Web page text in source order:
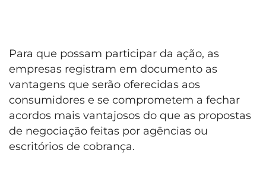
Para que possam participar da ação, as
empresas registram em documento as
vantagens que serão oferecidas aos
consumidores e se comprometem a fechar
acordos mais vantajosos do que as propostas
de negociação feitas por agências ou
escritórios de cobrança.